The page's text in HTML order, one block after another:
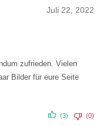
Juli 22, 2022
zufrieden. Vielen
Bilder für eure Seite
(3) (0)